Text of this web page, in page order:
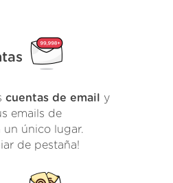
cuentas de email
y
emails de
un único lugar.
de pestaña!